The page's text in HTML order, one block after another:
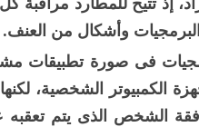
وأشكال من العنف.
فى صورة تطبيقات
الكمبيوتر الشخصية،
الشخص الذى يتم تعقبه